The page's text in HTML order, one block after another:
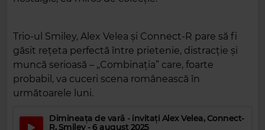
Trio-ul Smiley, Alex Velea și Connect-R pare să fi
găsit rețeta perfectă între prietenie, distracție și
muncă serioasă – „Combinația” care, foarte
probabil, va cuceri scena românească în
următoarele luni.
Dimineața de vară - invitați Alex Velea, Connect-
R, Smiley - 6 august 2025